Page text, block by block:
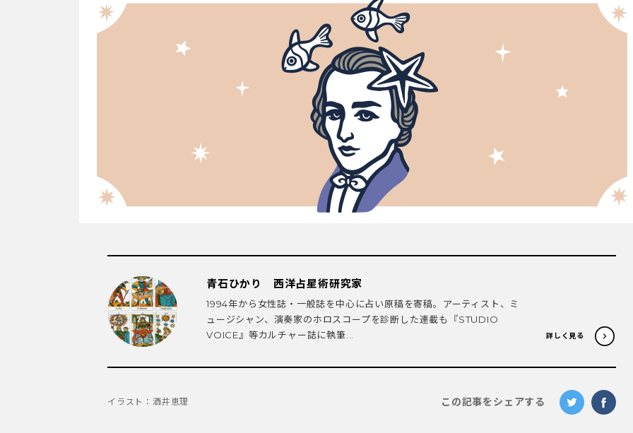
青石ひかり 西洋占星術研究家
1994年から女性誌・一般誌を中心に占い原稿を寄稿。アーティスト、ミ
ュージシャン、演奏家のホロスコープを診断した連載も『STUDIO
VOICE』等カルチャー誌に執筆...
詳しく見る
イラスト：酒井恵理 この記事をシェアする